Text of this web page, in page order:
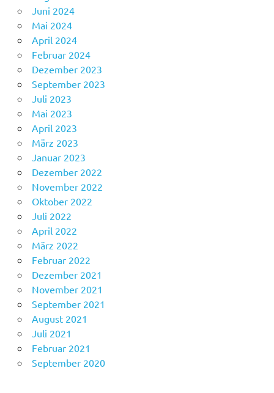
Juni 2024
Mai 2024
April 2024
Februar 2024
Dezember 2023
September 2023
Juli 2023
Mai 2023
April 2023
März 2023
Januar 2023
Dezember 2022
November 2022
Oktober 2022
Juli 2022
April 2022
März 2022
Februar 2022
Dezember 2021
November 2021
September 2021
August 2021
Juli 2021
Februar 2021
September 2020